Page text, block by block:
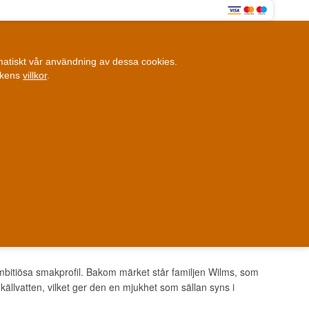
vår användning av dessa cookies.
villkor.
smakprofil. Bakom märket står familjen Wilms, som
vilket ger den en mjukhet som sällan syns i